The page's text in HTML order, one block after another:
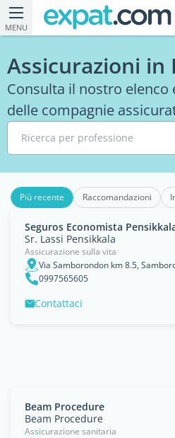
MENU
Assicurazioni in
Consulta il nostro elenco
delle compagnie
Ricerca per professione
Più recente Raccomandazioni
Seguros Economista
Sr. Lassi Pensikkala
Assicurazione sulla vita
Via Samborondon km 8.5,
0997565605
Contattaci
Beam Procedure
Beam Procedure
Assicurazione sanitaria